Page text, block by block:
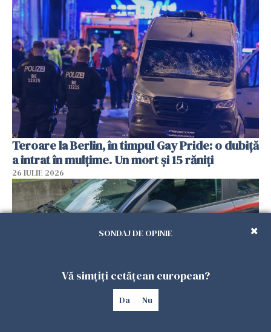
Teroare la Berlin, în timpul Gay Pride: o dubiță
a intrat în mulțime. Un mort și 15 răniți
26 IULIE 2026
SONDAJ DE OPINIE
Vă simțiți cetățean european?
Da Nu